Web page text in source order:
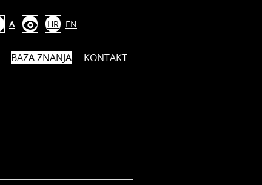
A HR EN
BAZA ZNANJA KONTAKT